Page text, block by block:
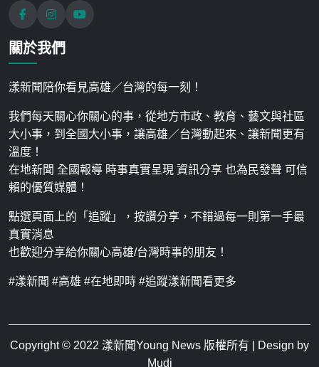
關於我們
漾新聞陪你看見高雄／台灣的每一刻！
我們每天關心你關心的事，從地方市政、教育、藝文與社區
大小事，到全國大小事，讓高雄／台灣動起來、讓新聞更有
溫度！
在地新聞 全國報導 時事真實呈現 資訊分享 也為民發聲 可信
賴的優質媒體！
點選頁面上的「追蹤」，按讚分享，不錯過每一則第一手最
真實消息
也歡迎分享給你關心高雄/台灣時事的朋友！
#漾新聞 #高雄 #在地即時 #追蹤漾新聞看更多
Copyright © 2022 漾新聞Young News 版權所有 | Design by
Mudi